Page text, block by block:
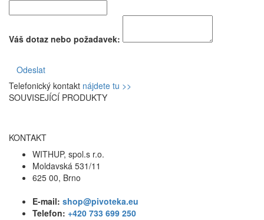
Váš dotaz nebo požadavek:
Odeslat
Telefonický kontakt nájdete tu >>
SOUVISEJÍCÍ PRODUKTY
KONTAKT
WITHUP, spol.s r.o.
Moldavská 531/11
625 00, Brno
E-mail: shop@pivoteka.eu
Telefon: +420 733 699 250